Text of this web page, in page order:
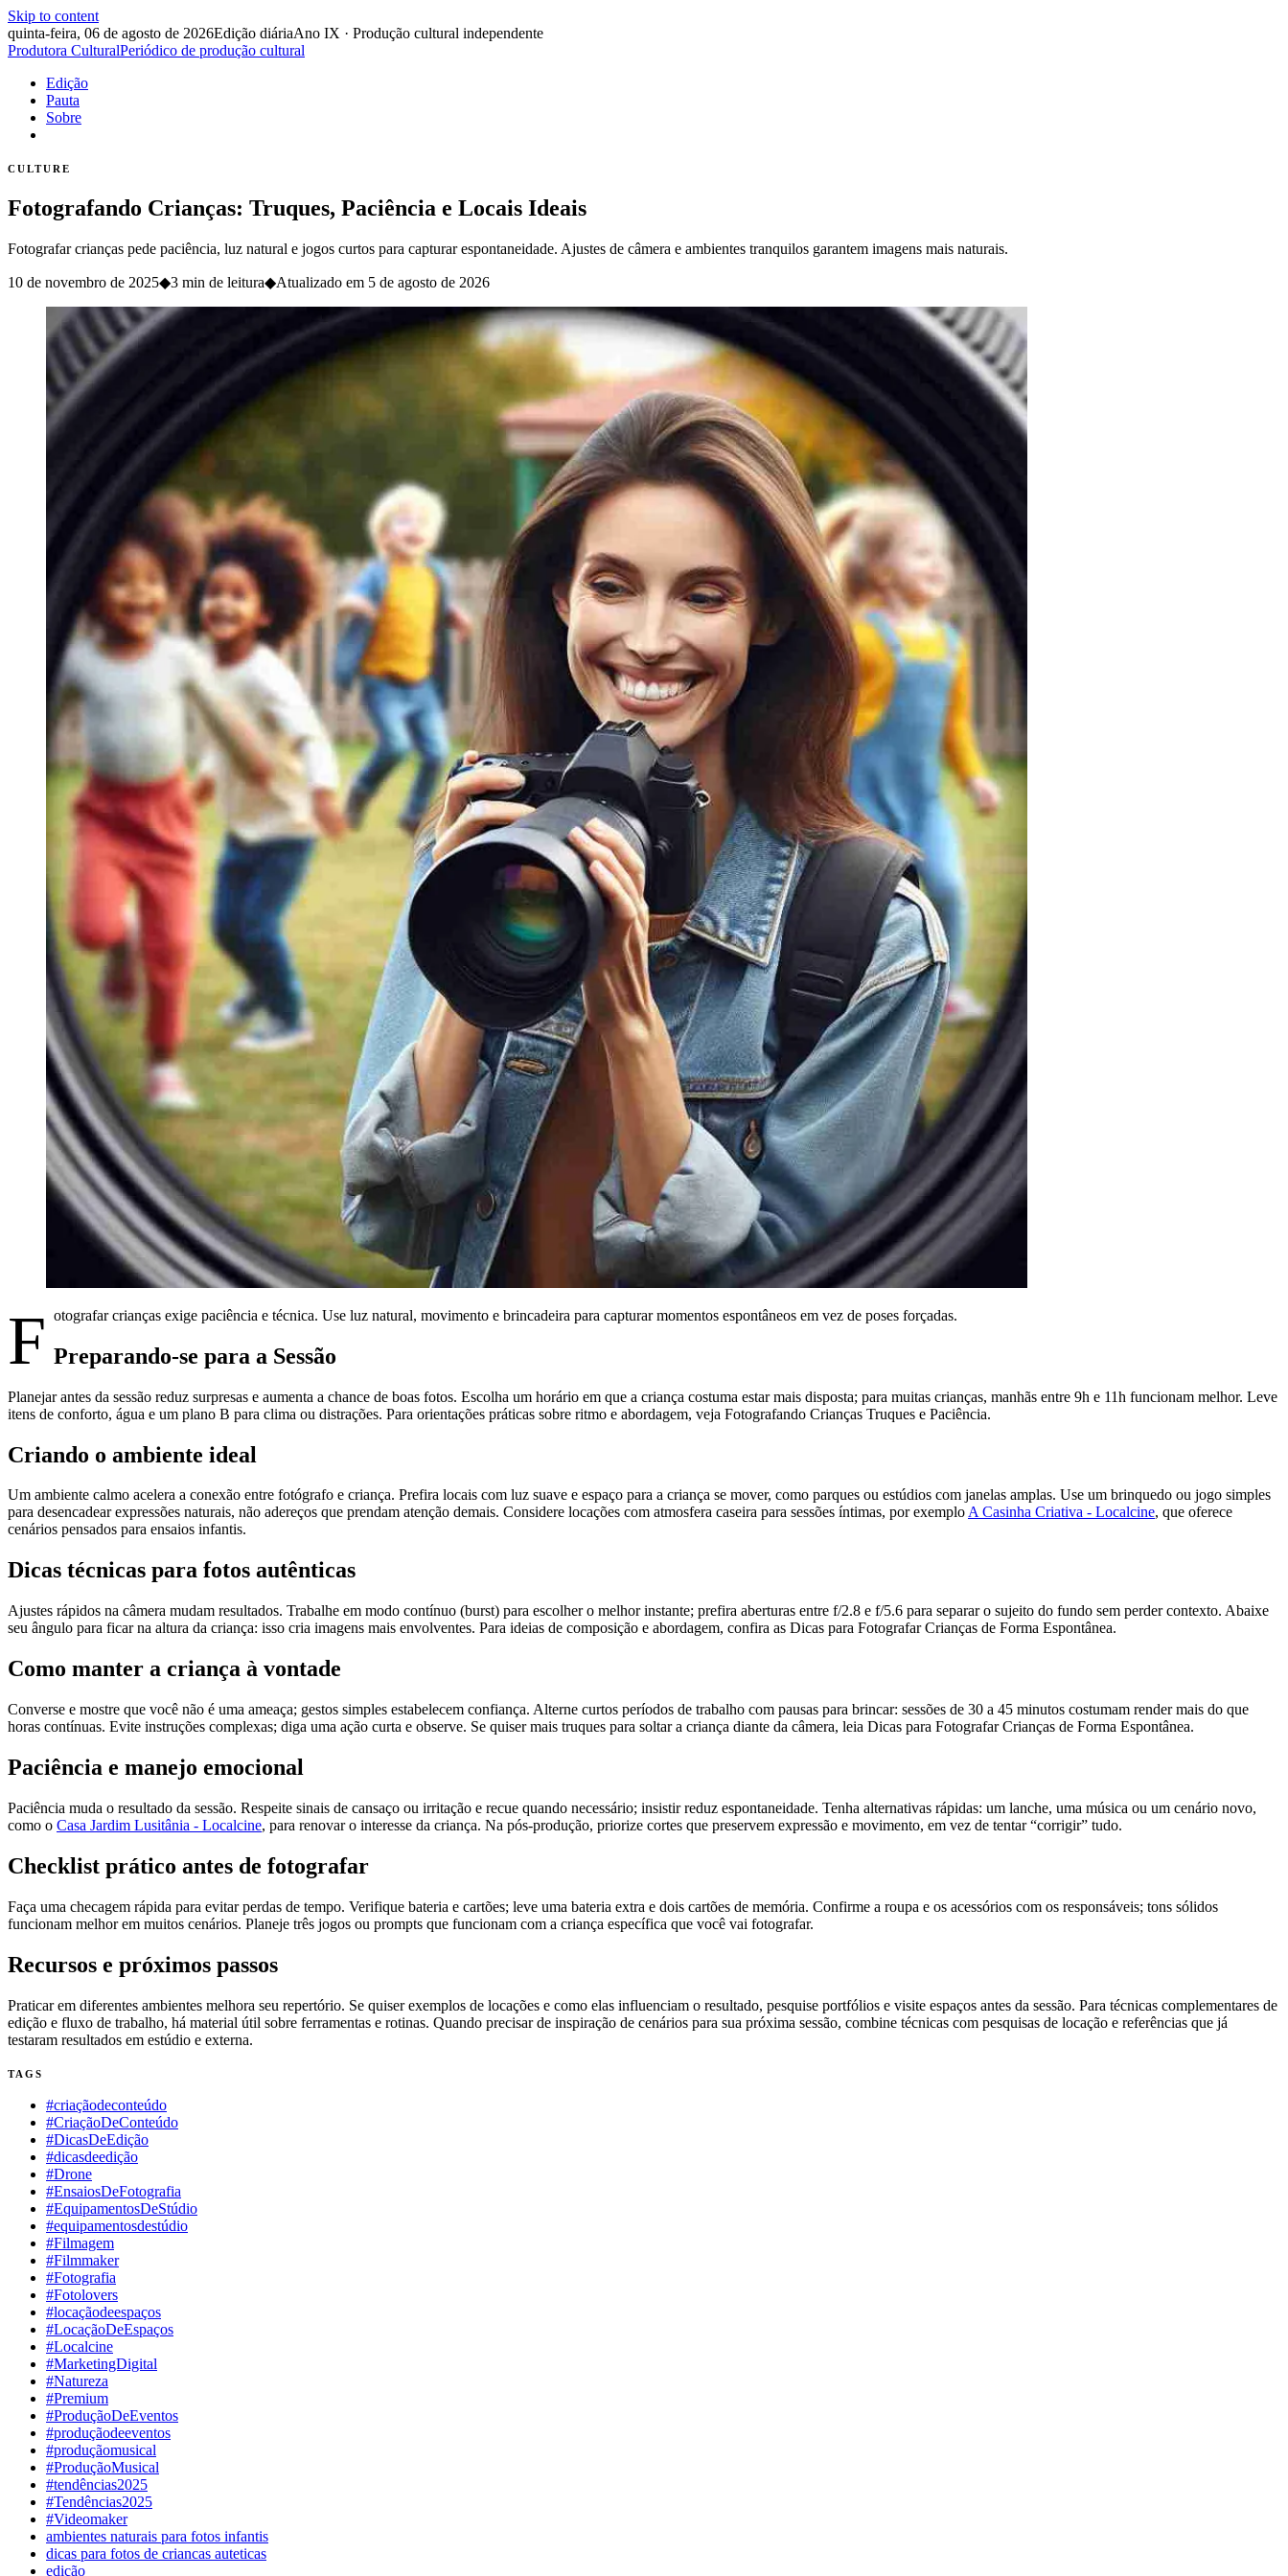
Skip to content
quinta-feira, 06 de agosto de 2026Edição diáriaAno IX · Produção cultural independente
Produtora CulturalPeriódico de produção cultural
Edição
Pauta
Sobre
CULTURE
Fotografando Crianças: Truques, Paciência e Locais Ideais
Fotografar crianças pede paciência, luz natural e jogos curtos para capturar espontaneidade. Ajustes de câmera e ambientes tranquilos garantem imagens mais naturais.
10 de novembro de 2025◆3 min de leitura◆Atualizado em 5 de agosto de 2026
F otografar crianças exige paciência e técnica. Use luz natural, movimento e brincadeira para capturar momentos espontâneos em vez de poses forçadas.
Preparando-se para a Sessão
Planejar antes da sessão reduz surpresas e aumenta a chance de boas fotos. Escolha um horário em que a criança costuma estar mais disposta; para muitas crianças, manhãs entre 9h e 11h funcionam melhor. Leve
itens de conforto, água e um plano B para clima ou distrações. Para orientações práticas sobre ritmo e abordagem, veja Fotografando Crianças Truques e Paciência.
Criando o ambiente ideal
Um ambiente calmo acelera a conexão entre fotógrafo e criança. Prefira locais com luz suave e espaço para a criança se mover, como parques ou estúdios com janelas amplas. Use um brinquedo ou jogo simples
para desencadear expressões naturais, não adereços que prendam atenção demais. Considere locações com atmosfera caseira para sessões íntimas, por exemploA Casinha Criativa - Localcine, que oferece
cenários pensados para ensaios infantis.
Dicas técnicas para fotos autênticas
Ajustes rápidos na câmera mudam resultados. Trabalhe em modo contínuo (burst) para escolher o melhor instante; prefira aberturas entre f/2.8 e f/5.6 para separar o sujeito do fundo sem perder contexto. Abaixe
seu ângulo para ficar na altura da criança: isso cria imagens mais envolventes. Para ideias de composição e abordagem, confira as Dicas para Fotografar Crianças de Forma Espontânea.
Como manter a criança à vontade
Converse e mostre que você não é uma ameaça; gestos simples estabelecem confiança. Alterne curtos períodos de trabalho com pausas para brincar: sessões de 30 a 45 minutos costumam render mais do que
horas contínuas. Evite instruções complexas; diga uma ação curta e observe. Se quiser mais truques para soltar a criança diante da câmera, leia Dicas para Fotografar Crianças de Forma Espontânea.
Paciência e manejo emocional
Paciência muda o resultado da sessão. Respeite sinais de cansaço ou irritação e recue quando necessário; insistir reduz espontaneidade. Tenha alternativas rápidas: um lanche, uma música ou um cenário novo,
como o Casa Jardim Lusitânia - Localcine, para renovar o interesse da criança. Na pós-produção, priorize cortes que preservem expressão e movimento, em vez de tentar “corrigir” tudo.
Checklist prático antes de fotografar
Faça uma checagem rápida para evitar perdas de tempo. Verifique bateria e cartões; leve uma bateria extra e dois cartões de memória. Confirme a roupa e os acessórios com os responsáveis; tons sólidos
funcionam melhor em muitos cenários. Planeje três jogos ou prompts que funcionam com a criança específica que você vai fotografar.
Recursos e próximos passos
Praticar em diferentes ambientes melhora seu repertório. Se quiser exemplos de locações e como elas influenciam o resultado, pesquise portfólios e visite espaços antes da sessão. Para técnicas complementares de
edição e fluxo de trabalho, há material útil sobre ferramentas e rotinas. Quando precisar de inspiração de cenários para sua próxima sessão, combine técnicas com pesquisas de locação e referências que já
testaram resultados em estúdio e externa.
TAGS
#criaçãodeconteúdo
#CriaçãoDeConteúdo
#DicasDeEdição
#dicasdeedição
#Drone
#EnsaiosDeFotografia
#EquipamentosDeStúdio
#equipamentosdestúdio
#Filmagem
#Filmmaker
#Fotografia
#Fotolovers
#locaçãodeespaços
#LocaçãoDeEspaços
#Localcine
#MarketingDigital
#Natureza
#Premium
#ProduçãoDeEventos
#produçãodeeventos
#produçãomusical
#ProduçãoMusical
#tendências2025
#Tendências2025
#Videomaker
ambientes naturais para fotos infantis
dicas para fotos de criancas auteticas
edição